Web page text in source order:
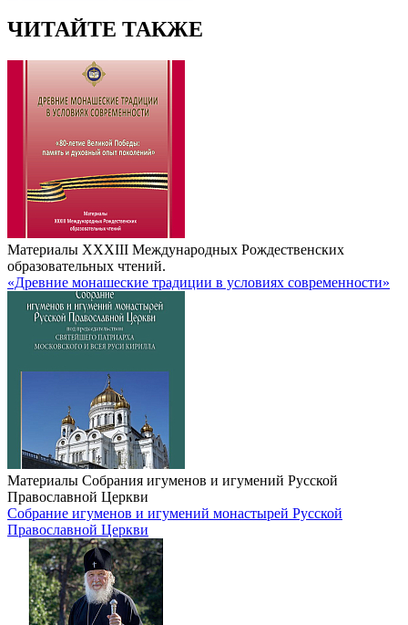
ЧИТАЙТЕ ТАКЖЕ
Материалы XXXIII Международных Рождественских
образовательных чтений.
«Древние монашеские традиции в условиях современности»
Материалы Собрания игуменов и игумений Русской
Православной Церкви
Собрание игуменов и игумений монастырей Русской
Православной Церкви